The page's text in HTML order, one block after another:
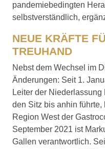
pandemiebedingten
selbstverständlich,
NEUE KRÄFTE
TREUHAND
Nebst dem Wechsel im
Änderungen: Seit 1.
Leiter der
den Sitz bis anhin
Region West der
September 2021 ist
Gallen verantwortlich.